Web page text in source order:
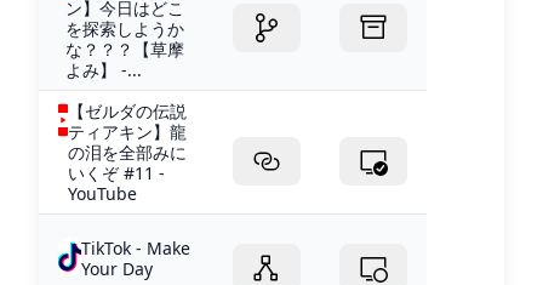
ン】今日はどこ
を探索しようか
な？？？【草摩
よみ】 -...
【ゼルダの伝説
ティアキン】龍
の泪を全部みに
いくぞ #11 -
YouTube
TikTok - Make
Your Day